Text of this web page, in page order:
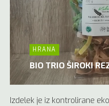
HRANA
BIO TRIO ŠIROKI
Izdelek je iz kontrolirane